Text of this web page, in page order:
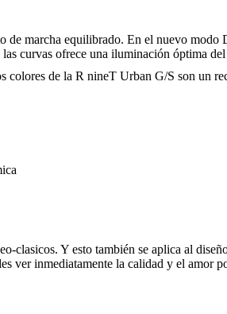
marcha equilibrado. En el nuevo
curvas ofrece una iluminación óptima
de la R nineT Urban G/S son un
clasicos. Y esto también se aplica al
ver inmediatamente la calidad y el amor